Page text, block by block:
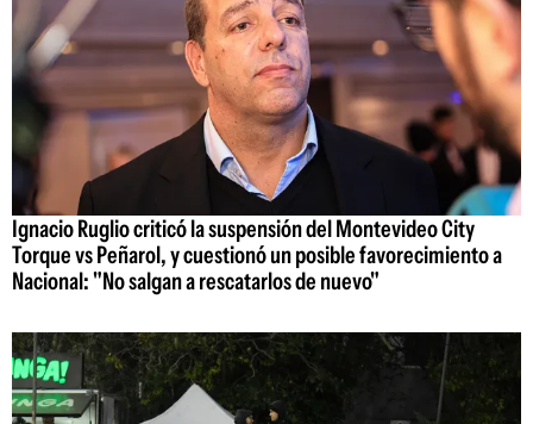
Ignacio Ruglio criticó la suspensión del Montevideo City
Torque vs Peñarol, y cuestionó un posible favorecimiento a
Nacional: "No salgan a rescatarlos de nuevo"